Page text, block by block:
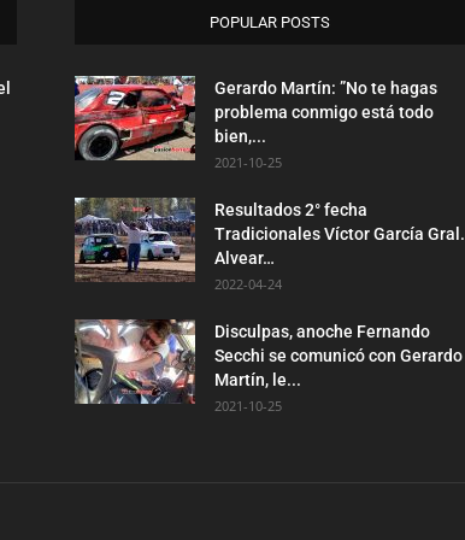
POPULAR POSTS
Gerardo Martín: ”No te hagas
problema conmigo está todo
bien,...
2021-10-25
Resultados 2° fecha
Tradicionales Víctor García Gral.
Alvear…
2022-04-24
Disculpas, anoche Fernando
Secchi se comunicó con Gerardo
Martín, le...
2021-10-25